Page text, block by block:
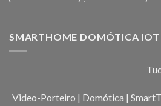
SMARTHOME DOMÓTICA IOT
Video-Porteiro | Domótica |